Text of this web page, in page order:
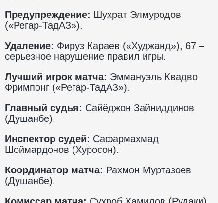
Предупреждение: Шухрат Элмуродов
(«Регар-ТадАЗ»).
Удаление: Фируз Караев («Худжанд»), 67 –
серьезное нарушение правил игры.
Лучший игрок матча: Эммануэль Квадво
Фримпонг («Регар-ТадАЗ»).
Главный судья: Сайёджон Зайниддинов
(Душанбе).
Инспектор судей: Сафармахмад
Шоймардонов (Хуросон).
Координатор матча: Рахмон Муртазоев
(Душанбе).